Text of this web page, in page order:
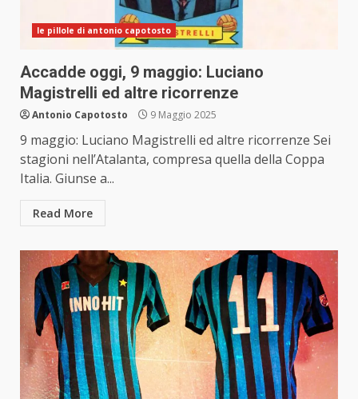
le pillole di antonio capotosto
Accadde oggi, 9 maggio: Luciano
Magistrelli ed altre ricorrenze
Antonio Capotosto 9 Maggio 2025
9 maggio: Luciano Magistrelli ed altre ricorrenze Sei
stagioni nell’Atalanta, compresa quella della Coppa
Italia. Giunse a...
Read More